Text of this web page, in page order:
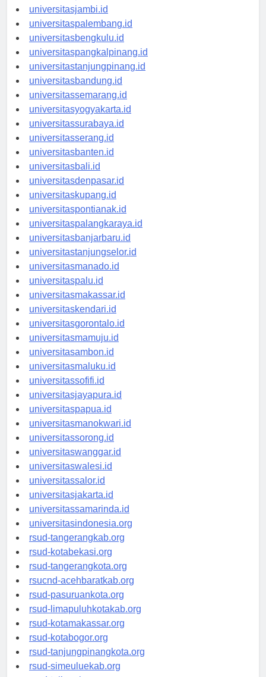
universitaspekanbaru.id
universitasjambi.id
universitaspalembang.id
universitasbengkulu.id
universitaspangkalpinang.id
universitastanjungpinang.id
universitasbandung.id
universitassemarang.id
universitasyogyakarta.id
universitassurabaya.id
universitasserang.id
universitasbanten.id
universitasbali.id
universitasdenpasar.id
universitaskupang.id
universitaspontianak.id
universitaspalangkaraya.id
universitasbanjarbaru.id
universitastanjungselor.id
universitasmanado.id
universitaspalu.id
universitasmakassar.id
universitaskendari.id
universitasgorontalo.id
universitasmamuju.id
universitasambon.id
universitasmaluku.id
universitassofifi.id
universitasjayapura.id
universitaspapua.id
universitasmanokwari.id
universitassorong.id
universitaswanggar.id
universitaswalesi.id
universitassalor.id
universitasjakarta.id
universitassamarinda.id
universitasindonesia.org
rsud-tangerangkab.org
rsud-kotabekasi.org
rsud-tangerangkota.org
rsucnd-acehbaratkab.org
rsud-pasuruankota.org
rsud-limapuluhkotakab.org
rsud-kotamakassar.org
rsud-kotabogor.org
rsud-tanjungpinangkota.org